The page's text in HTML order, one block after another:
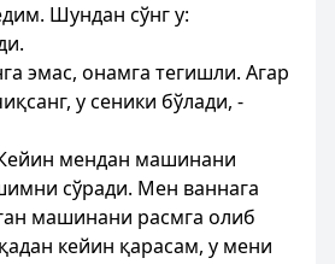
Шундан сўнг у:
эмас, онамга тегишли. Агар
у сеники бўлади, -
мендан машинани
сўради. Мен ваннага
машинани расмга олиб
кейин қарасам, у мени